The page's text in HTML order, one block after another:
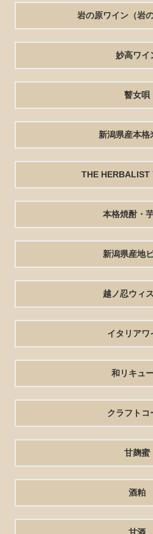
岩の原ワイン（岩
妙高ワイ
瞽女唄
新潟県産本格
THE HERBALIST
本格焼酎・
新潟県産地
越ノ忍ウィ
イタリアワ
和リキュ
クラフトコ
甘麹蜜
酒粕